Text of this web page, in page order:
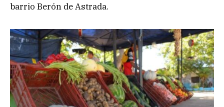
barrio Berón de Astrada.